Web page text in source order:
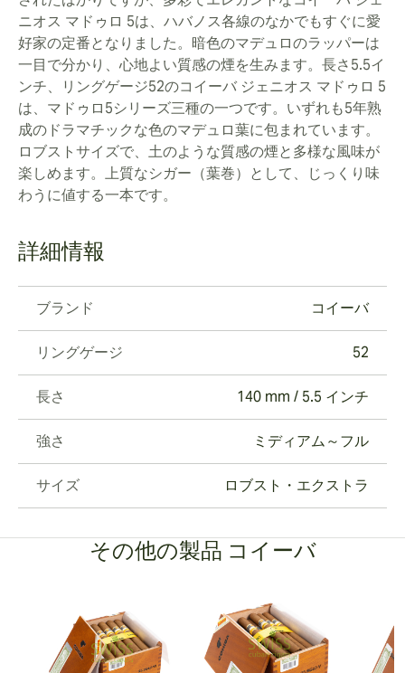
ニオス マドゥロ 5は、ハバノス各線のなかでもすぐに愛
好家の定番となりました。暗色のマデュロのラッパーは
一目で分かり、心地よい質感の煙を生みます。長さ5.5イ
ンチ、リングゲージ52のコイーバ ジェニオス マドゥロ 5
は、マドゥロ5シリーズ三種の一つです。いずれも5年熟
成のドラマチックな色のマデュロ葉に包まれています。
ロブストサイズで、土のような質感の煙と多様な風味が
楽しめます。上質なシガー（葉巻）として、じっくり味
わうに値する一本です。
詳細情報
ブランド コイーバ
リングゲージ 52
長さ 140 mm / 5.5 インチ
強さ ミディアム～フル
サイズ ロブスト・エクストラ
その他の製品 コイーバ